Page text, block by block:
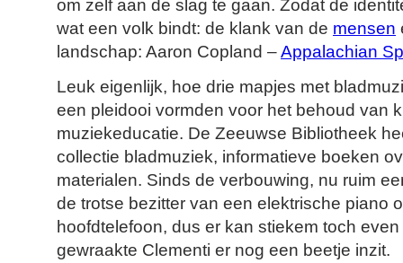
om zelf aan de slag te gaan. Zodat de
wat een volk bindt: de klank van de mensen
landschap: Aaron Copland –Appalachian
Leuk eigenlijk, hoe drie mapjes met
een pleidooi vormden voor het behoud van
muziekeducatie. De Zeeuwse Bibliotheek
collectie bladmuziek, informatieve boeken
materialen. Sinds de verbouwing, nu ruim
de trotse bezitter van een elektrische piano
hoofdtelefoon, dus er kan stiekem toch
gewraakte Clementi er nog een beetje inzit.